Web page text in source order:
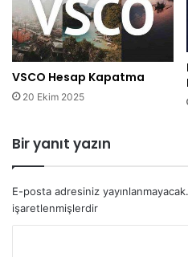
VSCO Hesap Kapatma
20 Ekim 2025
Bir yanıt yazın
E-posta adresiniz yayınlanmayacak.
işaretlenmişlerdir